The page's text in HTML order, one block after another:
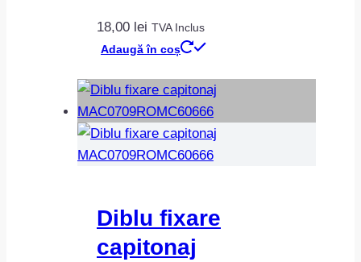
18,00 lei TVA Inclus
Adaugă în coș
Diblu fixare
capitonaj